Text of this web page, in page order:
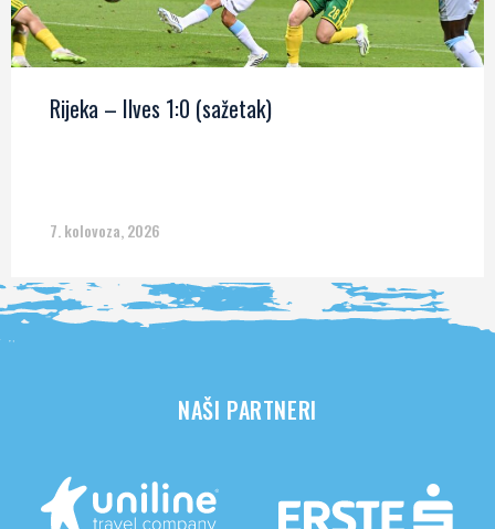
Rijeka – Ilves 1:0 (sažetak)
7. kolovoza, 2026
NAŠI PARTNERI